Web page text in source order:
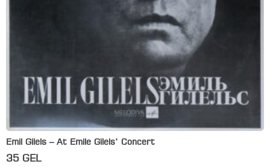
Emil Gilels – At Emile Gilels’ Concert
35 GEL